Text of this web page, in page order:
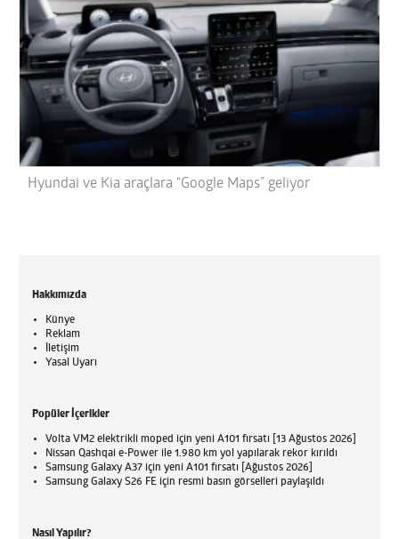
Hyundai ve Kia araçlara “Google Maps” geliyor
Hakkımızda
Künye
Reklam
İletişim
Yasal Uyarı
Popüler İçerikler
Volta VM2 elektrikli moped için yeni A101 fırsatı [13 Ağustos 2026]
Nissan Qashqai e-Power ile 1.980 km yol yapılarak rekor kırıldı
Samsung Galaxy A37 için yeni A101 fırsatı [Ağustos 2026]
Samsung Galaxy S26 FE için resmi basın görselleri paylaşıldı
Nasıl Yapılır?